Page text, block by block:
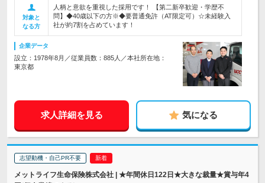
対象と
なる方
人柄と意欲を重視した採用です！ 【第二新卒歓迎・学歴不
問】◆40歳以下の方※◆要普通免許（AT限定可）☆未経験入
社が約7割を占めています！
企業データ
設立：1978年8月／従業員数：885人／本社所在地：
東京都
求人詳細を見る 気になる
志望動機・自己PR不要
メットライフ生命保険株式会社 | ★年間休日122日★大きな裁量★賞与年4